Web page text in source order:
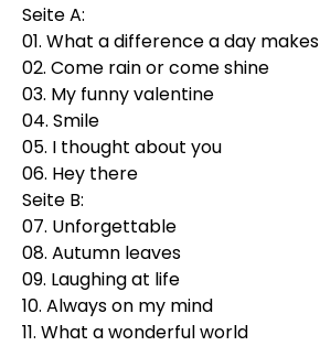
Seite A:
01. What a difference a day makes
02. Come rain or come shine
03. My funny valentine
04. Smile
05. I thought about you
06. Hey there
Seite B:
07. Unforgettable
08. Autumn leaves
09. Laughing at life
10. Always on my mind
11. What a wonderful world